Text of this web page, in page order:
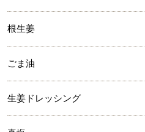
根生姜
ごま油
生姜ドレッシング